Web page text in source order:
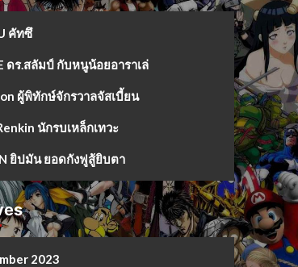
คัทซึ
ดร.สลัมป์ กับหนูน้อยอาราเล่
ผู้พิทักษ์จักรวาลจัสเบี้ยน
นักรบเหล็กเทวะ
ยิปมัน ยอดกังฟูสู้ยิบตา
2023